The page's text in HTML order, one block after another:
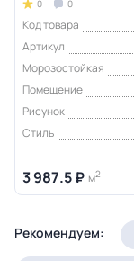
0 0
Код товара
Артикул
Морозостойкая
Помещение
Рисунок
Стиль
3 987.5 ₽ м2
Рекомендуем: